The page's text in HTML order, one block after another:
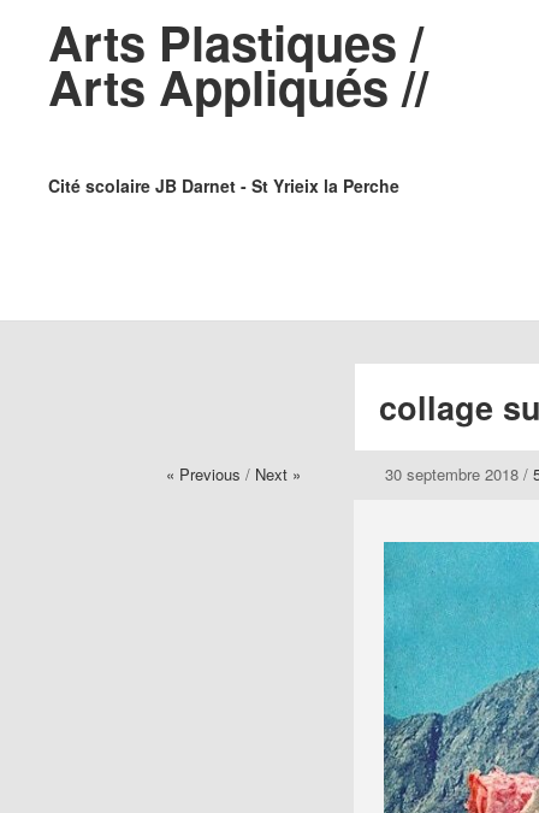
Arts Plastiques /
Arts Appliqués //
Cité scolaire JB Darnet - St Yrieix la Perche
collage
« Previous / Next » 30 septembre 2018 /